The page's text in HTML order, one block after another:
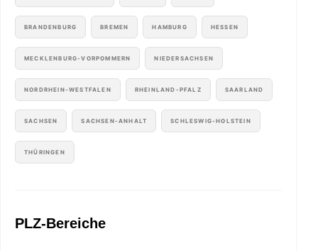
BRANDENBURG BREMEN HAMBURG HESSEN
MECKLENBURG-VORPOMMERN NIEDERSACHSEN
NORDRHEIN-WESTFALEN RHEINLAND-PFALZ SAARLAND
SACHSEN SACHSEN-ANHALT SCHLESWIG-HOLSTEIN
THÜRINGEN
PLZ-Bereiche